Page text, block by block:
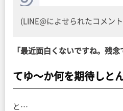
(LINE@によせられたコメン
「最近面白くないですね。残念
てゆ〜か何を期待しと
と…